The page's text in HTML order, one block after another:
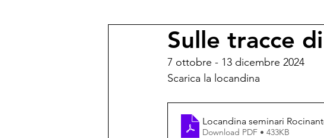
Sulle tracce
7 ottobre - 13 dicembre 2024
Scarica la locandina
Locandina seminari
Download PDF • 433KB